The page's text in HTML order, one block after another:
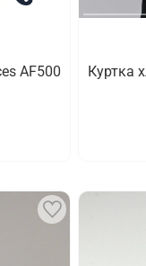
AF500
Куртка